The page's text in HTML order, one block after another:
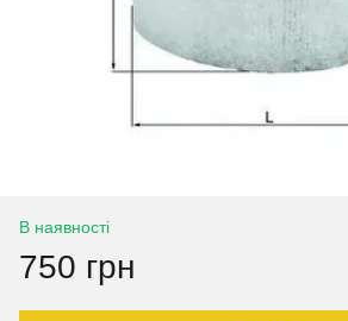
В наявності
750 грн